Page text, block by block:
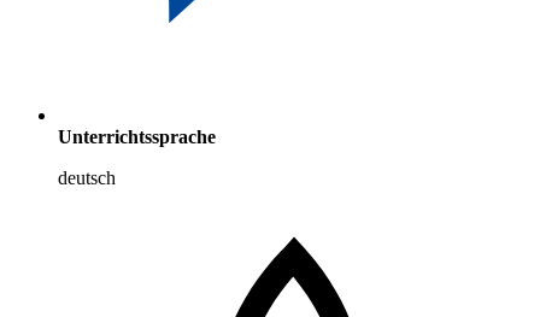
Unterrichtssprache
deutsch